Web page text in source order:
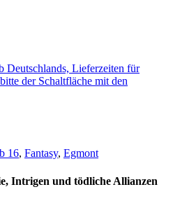
Deutschlands, Lieferzeiten für
der Schaltfläche mit den
16, Fantasy, Egmont
Intrigen und tödliche Allianzen